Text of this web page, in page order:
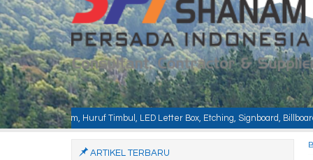
Huruf Timbul, LED Letter Box, Etching, Signboard, Billboard, Baja
ARTIKEL TERBARU